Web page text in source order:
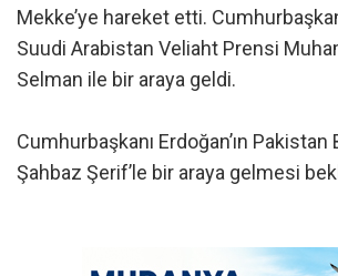
Mekke’ye hareket etti.
Suudi Arabistan Veliaht Prensi
Selman ile bir araya geldi.
Cumhurbaşkanı Erdoğan’ın Pakistan
Şahbaz Şerif’le bir araya gelmesi